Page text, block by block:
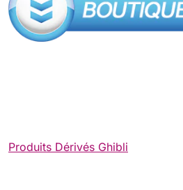
Produits Dérivés Ghibli